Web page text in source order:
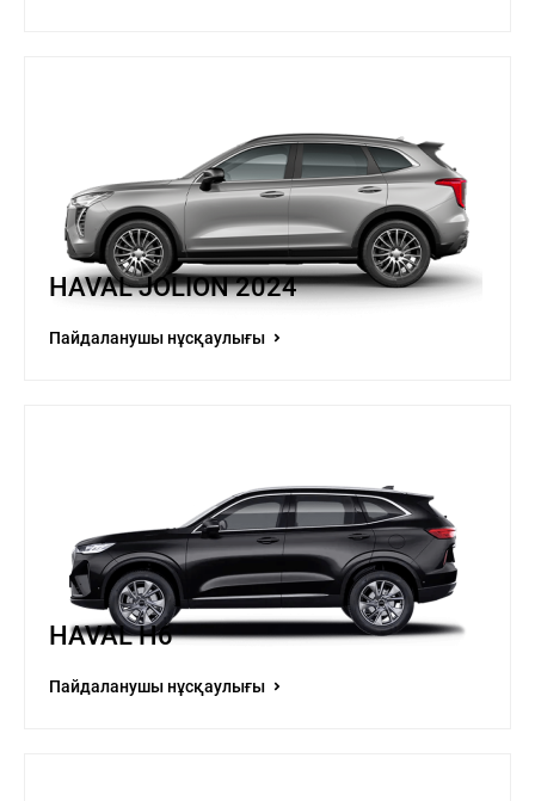
HAVAL JOLION 2024
Пайдаланушы нұсқаулығы
HAVAL H6
Пайдаланушы нұсқаулығы